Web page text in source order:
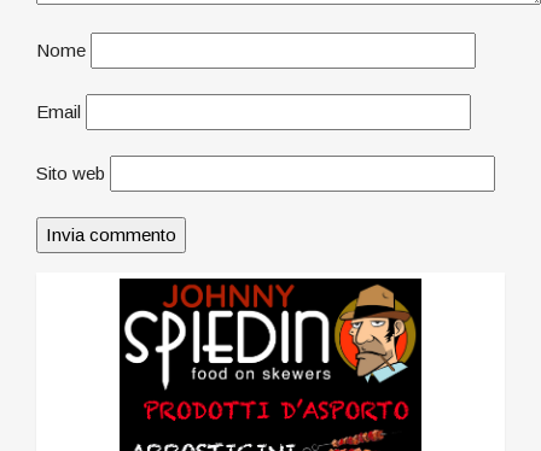
Nome
Email
Sito web